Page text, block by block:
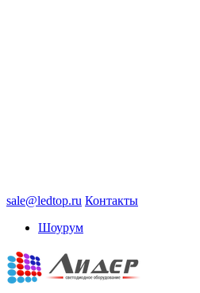
sale@ledtop.ru Контакты
Шоурум